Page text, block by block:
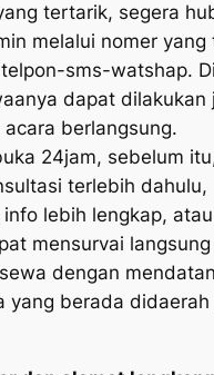
tertarik, segera
melalui nomer yang
sms-watshap.
dapat dilakukan
berlangsung.
24jam, sebelum
terlebih dahulu,
lebih lengkap,
mensurvai
dengan
yang berada